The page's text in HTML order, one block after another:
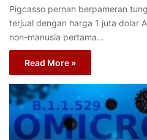
Pigcasso pernah berpameran
terjual dengan harga 1 juta dolar
non-manusia pertama…
Read More »